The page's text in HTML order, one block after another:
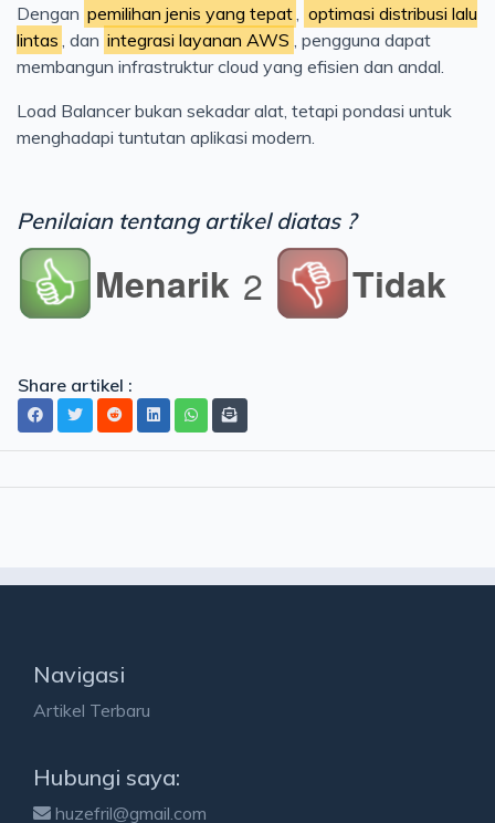
Dengan pemilihan jenis yang tepat, optimasi distribusi lalu
lintas , dan integrasi layanan AWS , pengguna dapat
membangun infrastruktur cloud yang efisien dan andal.
Load Balancer bukan sekadar alat, tetapi pondasi untuk
menghadapi tuntutan aplikasi modern.
Penilaian tentang artikel diatas ?
Menarik 2 Tidak
Share artikel :
Navigasi
Artikel Terbaru
Hubungi saya:
huzefril@gmail.com